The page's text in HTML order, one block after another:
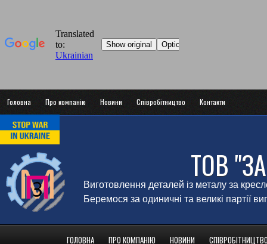
Головна Про компанію Новини Співробітництво Контакти
ТОВ
Виготовлення деталей із металу за
Беремося за одиничні та великі партії
ГОЛОВНА ПРО КОМПАНІЮ НОВИНИ